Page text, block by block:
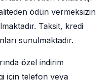
ödün vermeksizin
Taksit, kredi
sunulmaktadır.
özel indirim
için telefon veya